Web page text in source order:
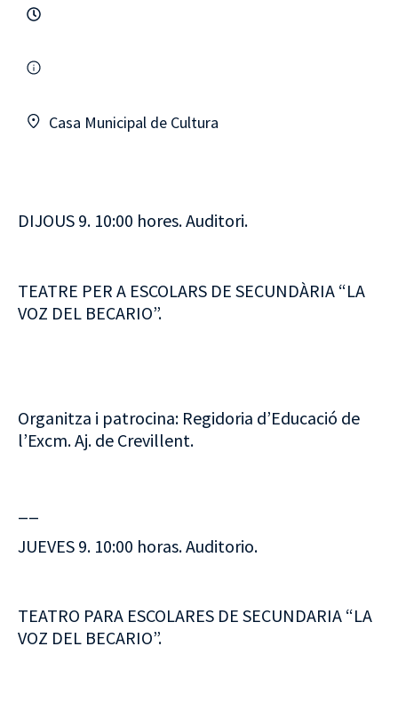
Casa Municipal de Cultura
DIJOUS 9. 10:00 hores. Auditori.
TEATRE PER A ESCOLARS DE SECUNDÀRIA “LA
VOZ DEL BECARIO”.
Organitza i patrocina: Regidoria d’Educació de
l’Excm. Aj. de Crevillent.
JUEVES 9. 10:00 horas. Auditorio.
TEATRO PARA ESCOLARES DE SECUNDARIA “LA
VOZ DEL BECARIO”.